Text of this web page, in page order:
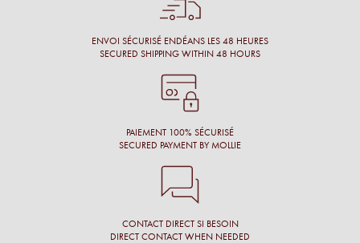
de l’opticien et beaucoup de conscience professionnelle.
Conseil, large choix de montures, originalité des montures.
ENVOI SÉCURISÉ ENDÉANS LES 48 HEURES
SECURED SHIPPING WITHIN 48 HOURS
PAIEMENT 100% SÉCURISÉ
SECURED PAYMENT BY MOLLIE
CONTACT DIRECT SI BESOIN
DIRECT CONTACT WHEN NEEDED